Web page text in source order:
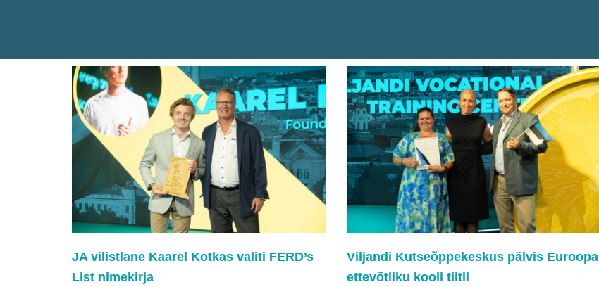
JA vilistlane Kaarel Kotkas valiti FERD’s
List nimekirja
Viljandi Kutseõppekeskus pälvis Euroopa
ettevõtliku kooli tiitli